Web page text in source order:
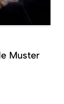
Muster